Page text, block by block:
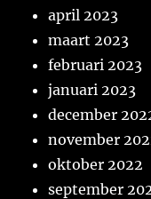
april 2023
maart 2023
februari 2023
januari 2023
december
november
oktober 2022
september